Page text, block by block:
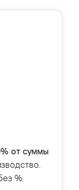
от суммы
%.